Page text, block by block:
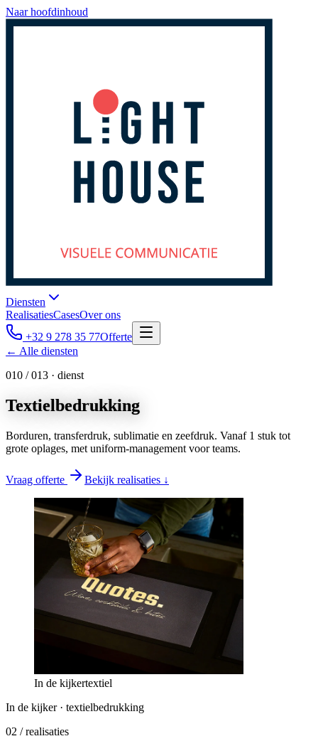
Naar hoofdinhoud
Diensten
RealisatiesCasesOver ons
+32 9 278 35 77Offerte
← Alle diensten
010 / 013 · dienst
Textielbedrukking
Borduren, transferdruk, sublimatie en zeefdruk. Vanaf 1 stuk tot
grote oplages, met uniform-management voor teams.
Vraag offerte Bekijk realisaties ↓
In de kijkertextiel
In de kijker · textielbedrukking
02 / realisaties